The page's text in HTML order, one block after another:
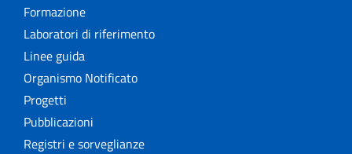
Formazione
Laboratori di riferimento
Linee guida
Organismo Notificato
Progetti
Pubblicazioni
Registri e sorveglianze